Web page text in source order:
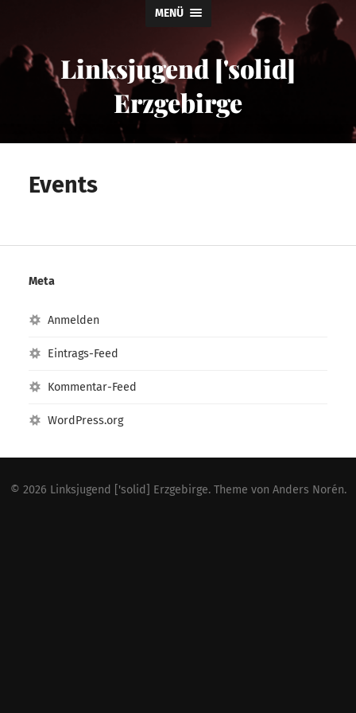
MENÜ
Linksjugend ['solid]
Erzgebirge
Events
Meta
Anmelden
Eintrags-Feed
Kommentar-Feed
WordPress.org
© 2026 Linksjugend ['solid] Erzgebirge. Theme von Anders Norén.